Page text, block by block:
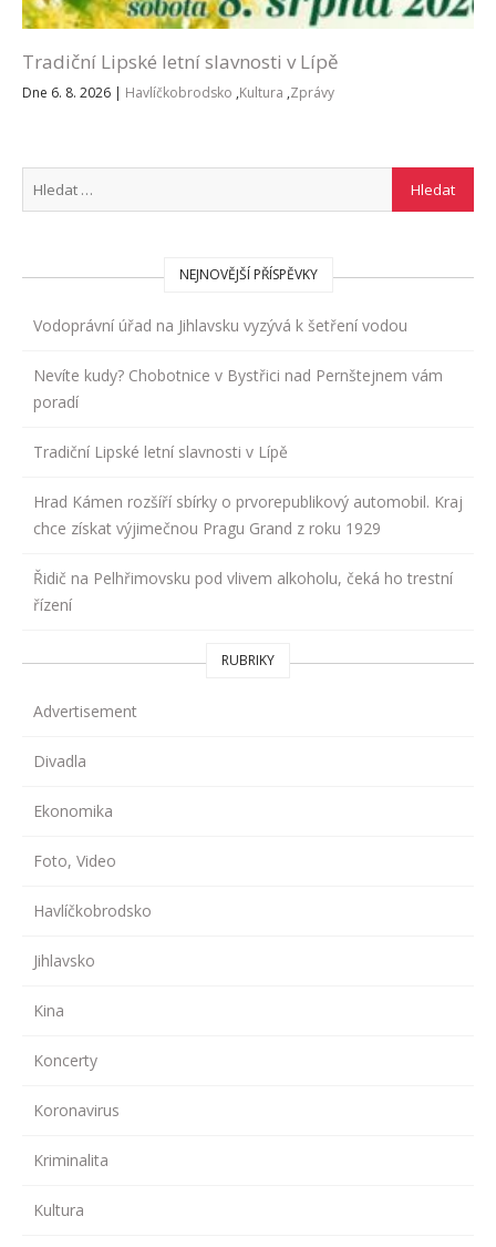
Tradiční Lipské letní slavnosti v Lípě
Dne 6. 8. 2026 | Havlíčkobrodsko ,Kultura ,Zprávy
NEJNOVĚJŠÍ PŘÍSPĚVKY
Vodoprávní úřad na Jihlavsku vyzývá k šetření vodou
Nevíte kudy? Chobotnice v Bystřici nad Pernštejnem vám
poradí
Tradiční Lipské letní slavnosti v Lípě
Hrad Kámen rozšíří sbírky o prvorepublikový automobil. Kraj
chce získat výjimečnou Pragu Grand z roku 1929
Řidič na Pelhřimovsku pod vlivem alkoholu, čeká ho trestní
řízení
RUBRIKY
Advertisement
Divadla
Ekonomika
Foto, Video
Havlíčkobrodsko
Jihlavsko
Kina
Koncerty
Koronavirus
Kriminalita
Kultura